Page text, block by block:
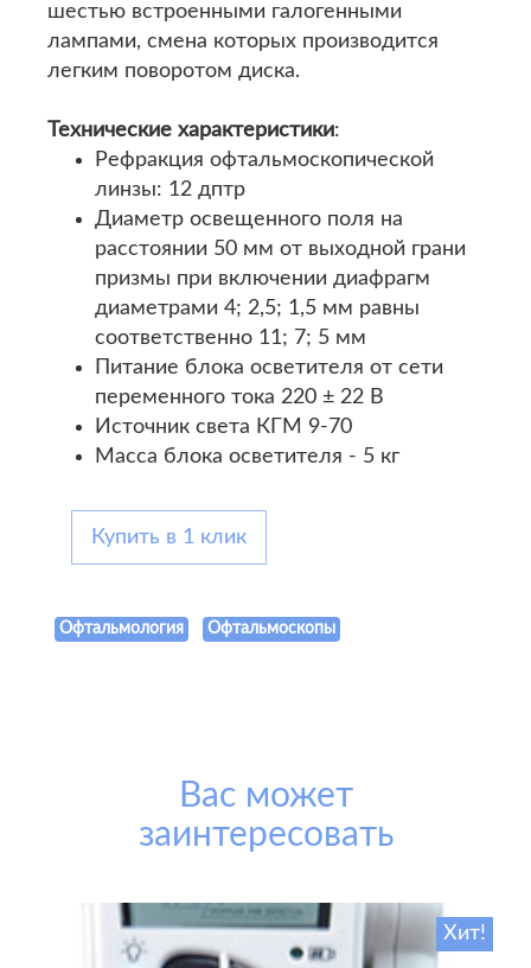
шестью встроенными галогенными
лампами, смена которых производится
легким поворотом диска.
Технические характеристики:
Рефракция офтальмоскопической
линзы: 12 дптр
Диаметр освещенного поля на
расстоянии 50 мм от выходной грани
призмы при включении диафрагм
диаметрами 4; 2,5; 1,5 мм равны
соответственно 11; 7; 5 мм
Питание блока осветителя от сети
переменного тока 220 ± 22 В
Источник света КГМ 9-70
Масса блока осветителя - 5 кг
Купить в 1 клик
Офтальмология Офтальмоскопы
Вас может
заинтересовать
Хит!